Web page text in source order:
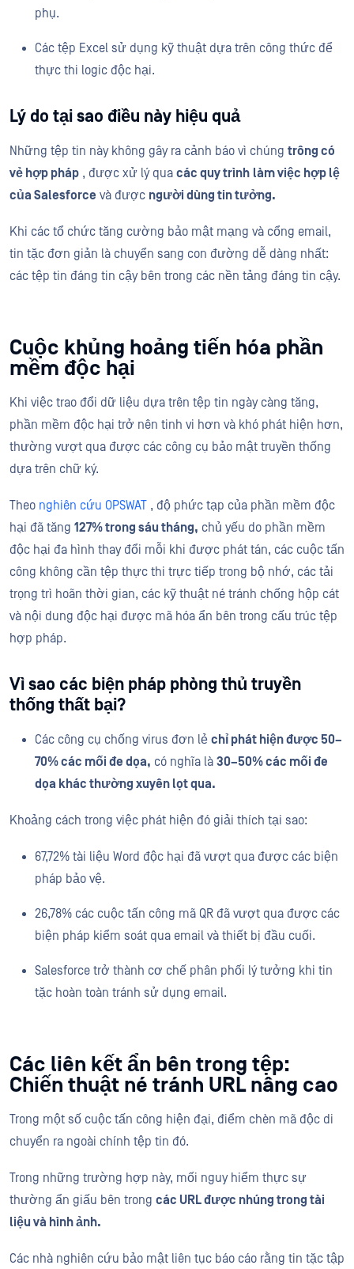
phụ.
Các tệp Excel sử dụng kỹ thuật dựa trên công thức để
thực thi logic độc hại.
Lý do tại sao điều này hiệu quả
Những tệp tin này không gây ra cảnh báo vì chúng trông có
vẻ hợp pháp , được xử lý qua các quy trình làm việc hợp lệ
của Salesforce và được người dùng tin tưởng.
Khi các tổ chức tăng cường bảo mật mạng và cổng email,
tin tặc đơn giản là chuyển sang con đường dễ dàng nhất:
các tệp tin đáng tin cậy bên trong các nền tảng đáng tin cậy.
Cuộc khủng hoảng tiến hóa phần
mềm độc hại
Khi việc trao đổi dữ liệu dựa trên tệp tin ngày càng tăng,
phần mềm độc hại trở nên tinh vi hơn và khó phát hiện hơn,
thường vượt qua được các công cụ bảo mật truyền thống
dựa trên chữ ký.
Theo nghiên cứu OPSWAT , độ phức tạp của phần mềm độc
hại đã tăng 127% trong sáu tháng, chủ yếu do phần mềm
độc hại đa hình thay đổi mỗi khi được phát tán, các cuộc tấn
công không cần tệp thực thi trực tiếp trong bộ nhớ, các tải
trọng trì hoãn thời gian, các kỹ thuật né tránh chống hộp cát
và nội dung độc hại được mã hóa ẩn bên trong cấu trúc tệp
hợp pháp.
Vì sao các biện pháp phòng thủ truyền
thống thất bại?
Các công cụ chống virus đơn lẻ chỉ phát hiện được 50–
70% các mối đe dọa, có nghĩa là 30–50% các mối đe
dọa khác thường xuyên lọt qua.
Khoảng cách trong việc phát hiện đó giải thích tại sao:
67,72% tài liệu Word độc hại đã vượt qua được các biện
pháp bảo vệ.
26,78% các cuộc tấn công mã QR đã vượt qua được các
biện pháp kiểm soát qua email và thiết bị đầu cuối.
Salesforce trở thành cơ chế phân phối lý tưởng khi tin
tặc hoàn toàn tránh sử dụng email.
Các liên kết ẩn bên trong tệp:
Chiến thuật né tránh URL nâng cao
Trong một số cuộc tấn công hiện đại, điểm chèn mã độc di
chuyển ra ngoài chính tệp tin đó.
Trong những trường hợp này, mối nguy hiểm thực sự
thường ẩn giấu bên trong các URL được nhúng trong tài
liệu và hình ảnh.
Các nhà nghiên cứu bảo mật liên tục báo cáo rằng tin tặc tập